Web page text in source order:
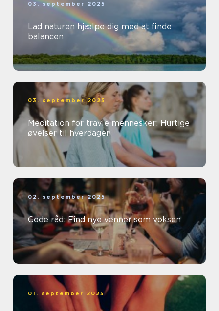
03. september 2025
Lad naturen hjælpe dig med at finde
balancen
03. september 2025
Meditation for travle mennesker: Hurtige
øvelser til hverdagen
02. september 2025
Gode råd: Find nye venner som voksen
01. september 2025